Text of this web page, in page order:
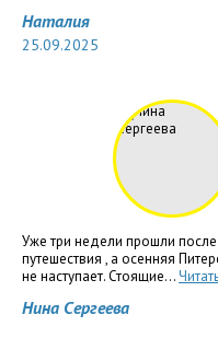
Наталия
25.09.2025
Уже три недели прошли
путешествия , а осенняя
не наступает. Стоящие...
Нина Сергеева